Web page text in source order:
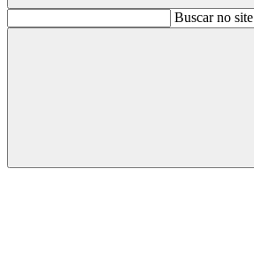
BuscarBuscar no site
Buscar